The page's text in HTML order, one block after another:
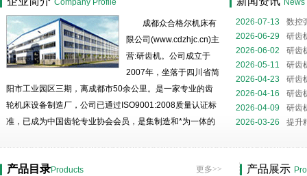
Company Profile
成都众合格尔机床有
限公司(www.cdzhjc.cn)主
营:研齿机。公司成立于
2007年，坐落于四川省简
阳市工业园区三期，离成都市50余公里。是一家专业的齿
轮机床设备制造厂，公司已通过ISO9001:2008质量认证标
准，已成为中国齿轮专业协会会员，是集制造和*为一体的
一批善开发、钻技术...
News
2026-07-13
数控
磨核心装备解析
2026-06-29
研齿
噪与精度提升的关
2026-06-02
研齿
全流程
2026-05-11
研齿
略
2026-04-23
研齿
2026-04-16
研齿
2026-04-09
研齿
2026-03-26
提升
产品展示
产品目录Products 更多>>